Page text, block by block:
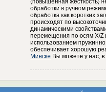
(повышенная жесткость)
обработки в ручном
обработка как коротких
происходят по
динамическими
перемещения по осям X/Z
использованием
обеспечивает хорошую
Минске Вы можете у нас,